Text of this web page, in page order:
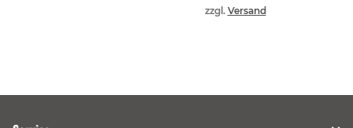
zzgl. Versand